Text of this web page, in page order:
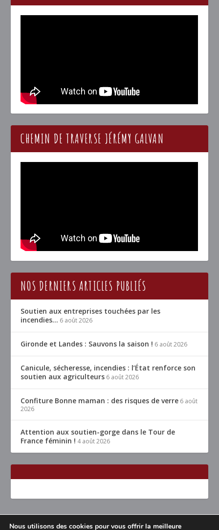
CHEMIN DE TRAVERSE JÉRÉMY GALVAN
NOS DERNIERS ARTICLES PUBLIÉS
Soutien aux entreprises touchées par les
incendies… 6 août 2026
Gironde et Landes : Sauvons la saison ! 6 août 2026
Canicule, sécheresse, incendies : l’État renforce son
soutien aux agriculteurs 6 août 2026
Confiture Bonne maman : des risques de verre 6 août
2026
Attention aux soutien-gorge dans le Tour de
France féminin ! 4 août 2026
Nous utilisons des cookies pour vous offrir la meilleure